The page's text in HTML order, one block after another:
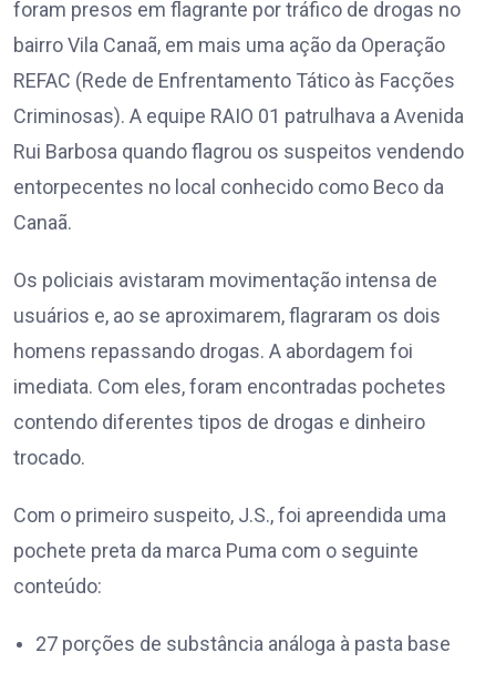
foram presos em flagrante por tráfico de drogas no
bairro Vila Canaã, em mais uma ação da Operação
REFAC (Rede de Enfrentamento Tático às Facções
Criminosas). A equipe RAIO 01 patrulhava a Avenida
Rui Barbosa quando flagrou os suspeitos vendendo
entorpecentes no local conhecido como Beco da
Canaã.
Os policiais avistaram movimentação intensa de
usuários e, ao se aproximarem, flagraram os dois
homens repassando drogas. A abordagem foi
imediata. Com eles, foram encontradas pochetes
contendo diferentes tipos de drogas e dinheiro
trocado.
Com o primeiro suspeito, J.S., foi apreendida uma
pochete preta da marca Puma com o seguinte
conteúdo:
27 porções de substância análoga à pasta base